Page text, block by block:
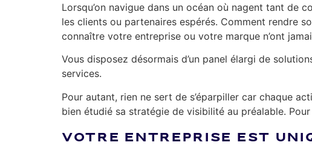
Lorsqu’on navigue dans un océan où nagent tant de
les clients ou partenaires espérés. Comment rendre
connaître votre entreprise ou votre marque n’ont
Vous disposez désormais d’un panel élargi de
services.
Pour autant, rien ne sert de s’éparpiller car chaque
bien étudié sa stratégie de visibilité au préalable.
VOTRE ENTREPRISE EST